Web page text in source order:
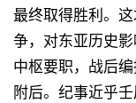
最终取得胜利。
争，对东亚历史
中枢要职，战后
附后。纪事近乎